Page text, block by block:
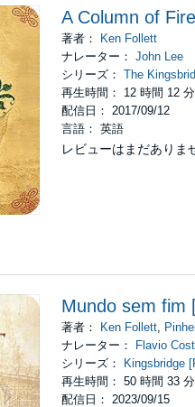
A Column of Fire
著者：
Ken Follett
ナレーター： John Lee
シリーズ： The
再生時間： 12 時間 12 分
配信日： 2017/09/12
言語： 英語
レビューはまだありま
Mundo sem fim
著者： Ken Follett,
ナレーター：
Flavio
シリーズ：
Kingsbridge
再生時間： 50 時間 33 分
配信日： 2023/09/15